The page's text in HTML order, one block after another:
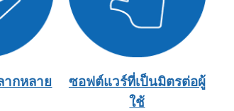
ากหลาย
ซอฟต์แวร์ที่เป็นมิตรต่อผู้
ใช้